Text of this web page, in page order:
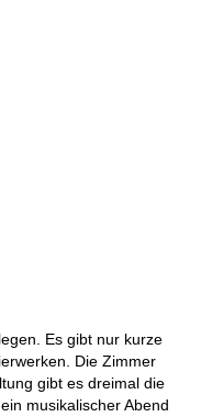
Es gibt nur kurze
Die Zimmer
gibt es dreimal die
musikalischer Abend